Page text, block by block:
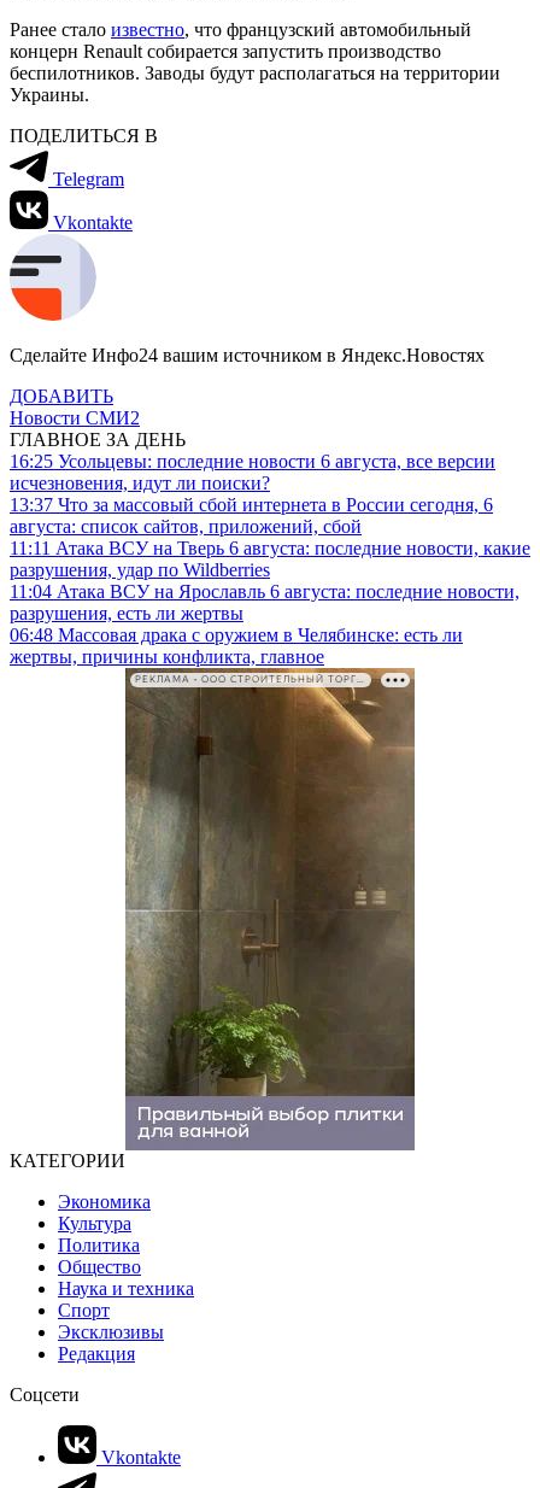
Ранее стало известно, что французский автомобильный
концерн Renault собирается запустить производство
беспилотников. Заводы будут располагаться на территории
Украины.
ПОДЕЛИТЬСЯ В
Telegram
Vkontakte
Сделайте Инфо24 вашим источником в Яндекс.Новостях
ДОБАВИТЬ
Новости СМИ2
ГЛАВНОЕ ЗА ДЕНЬ
16:25 Усольцевы: последние новости 6 августа, все версии
исчезновения, идут ли поиски?
13:37 Что за массовый сбой интернета в России сегодня, 6
августа: список сайтов, приложений, сбой
11:11 Атака ВСУ на Тверь 6 августа: последние новости, какие
разрушения, удар по Wildberries
11:04 Атака ВСУ на Ярославль 6 августа: последние новости,
разрушения, есть ли жертвы
06:48 Массовая драка с оружием в Челябинске: есть ли
жертвы, причины конфликта, главное
РЕКЛАМА • ООО СТРОИТЕЛЬНЫЙ ТОРГОВЫЙ ДОМ «ПЕТРОВИЧ». ИНН: 7802348846
КАТЕГОРИИ
Экономика
Культура
Политика
Общество
Наука и техника
Спорт
Эксклюзивы
Редакция
Соцсети
Vkontakte